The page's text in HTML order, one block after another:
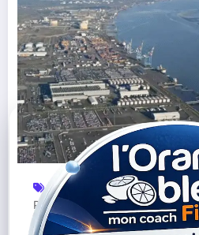
Autoroute De La Mer,
Pays De La Loire Port De
Transport Maritime